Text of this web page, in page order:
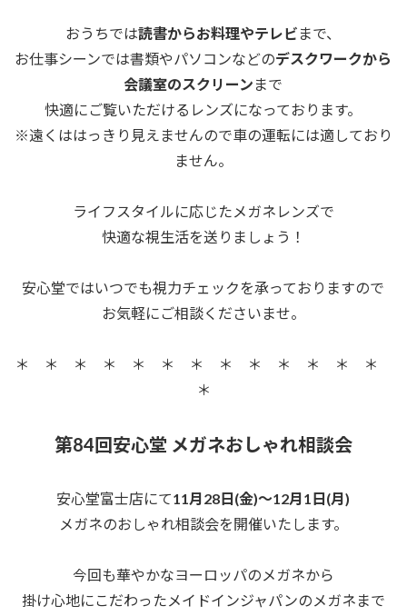
おうちでは読書からお料理やテレビ まで、
お仕事シーンでは書類やパソコンなどのデスクワークから
会議室のスクリーン まで
快適にご覧いただけるレンズになっております。
※遠くははっきり見えませんので車の運転には適しており
ません。
ライフスタイルに応じたメガネレンズで
快適な視生活を送りましょう！
安心堂ではいつでも視力チェックを承っておりますので
お気軽にご相談くださいませ。
＊ ＊ ＊ ＊ ＊ ＊ ＊ ＊ ＊ ＊ ＊ ＊ ＊
＊
第84回安心堂 メガネおしゃれ相談会
安心堂富士店にて11月28日(金)～12月1日(月)
メガネのおしゃれ相談会を開催いたします。
今回も華やかなヨーロッパのメガネから
掛け心地にこだわったメイドインジャパンのメガネまで